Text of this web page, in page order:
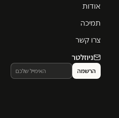
אודות
תמיכה
צרו קשר
ניוזלטר